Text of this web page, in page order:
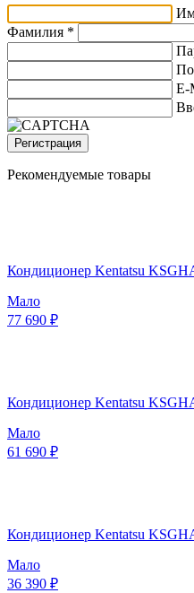
Фамилия *
E-
Регистрация
Рекомендуемые товары
Кондиционер Kentatsu
Мало
77 690 ₽
Кондиционер Kentatsu
Мало
61 690 ₽
Кондиционер Kentatsu
Мало
36 390 ₽